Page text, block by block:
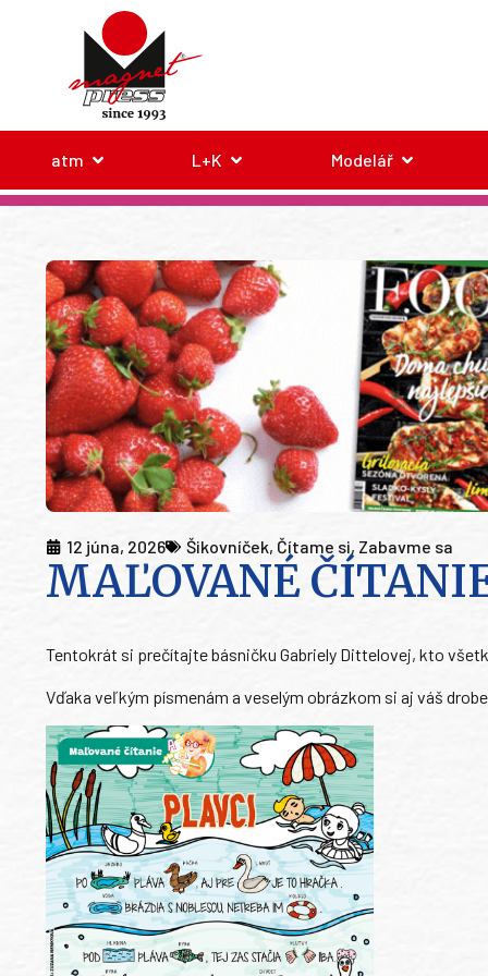
atm L+K Modelář
12 júna, 2026 Šikovníček, Čítame si, Zabavme sa
MAĽOVANÉ
Tentokrát si prečítajte básničku Gabriely Dittelovej, kto
Vďaka veľkým písmenám a veselým obrázkom si aj váš